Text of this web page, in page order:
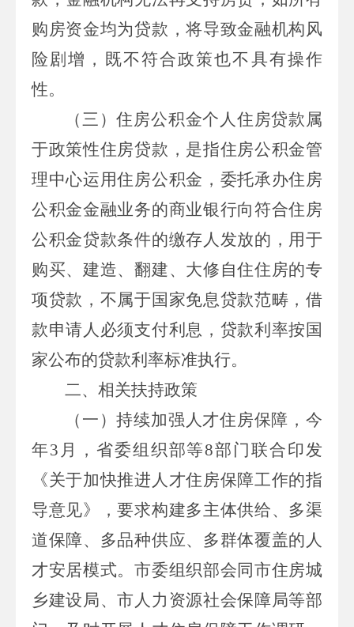
购房资金均为贷款，将导致金融机构风
险剧增，既不符合政策也不具有操作
性。
（三）住房公积金个人住房贷款属
于政策性住房贷款，是指住房公积金管
理中心运用住房公积金，委托承办住房
公积金金融业务的商业银行向符合住房
公积金贷款条件的缴存人发放的，用于
购买、建造、翻建、大修自住住房的专
项贷款，不属于国家免息贷款范畴，借
款申请人必须支付利息，贷款利率按国
家公布的贷款利率标准执行。
二、相关扶持政策
（一）持续加强人才住房保障，今
年3 月， 省委组织部等8部门联合印发
《关于加快推进人才住房保障工作的指
导意见》，要求构建多主体供给、多渠
道保障、多品种供应、多群体覆盖的人
才安居模式。市委组织部会同市住房城
乡建设局、市人力资源社会保障局等部